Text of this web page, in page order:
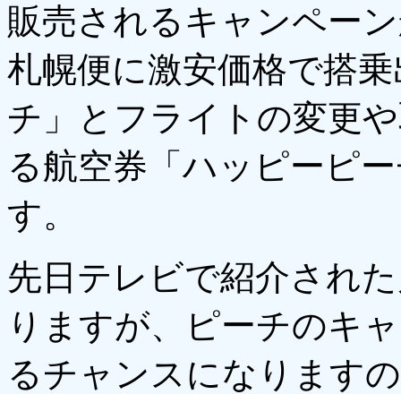
販売されるキャンペー
札幌便に激安価格で搭
チ」とフライトの変更
る航空券「ハッピーピ
す。
先日テレビで紹介され
りますが、ピーチのキ
るチャンスになります